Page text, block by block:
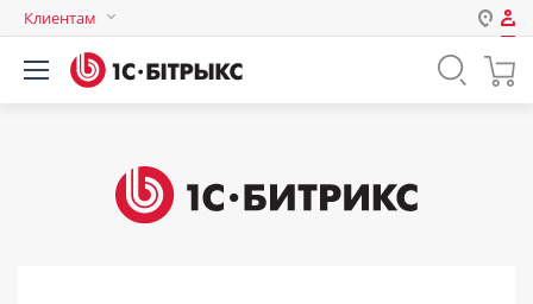
Клиентам
Авторизация
Логин